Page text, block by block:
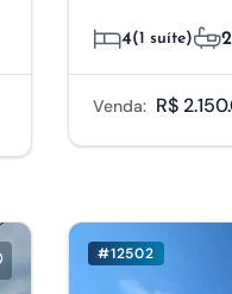
4(1 suíte) 2
Venda: R$
#12502